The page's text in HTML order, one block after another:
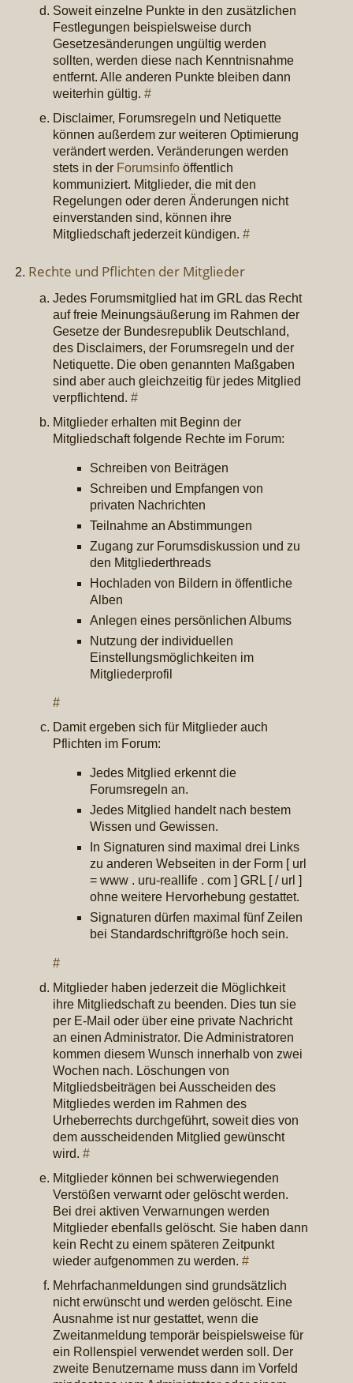
Soweit einzelne Punkte in den zusätzlichen
Festlegungen beispielsweise durch
Gesetzesänderungen ungültig werden
sollten, werden diese nach Kenntnisnahme
entfernt. Alle anderen Punkte bleiben dann
weiterhin gültig.#
Disclaimer, Forumsregeln und Netiquette
können außerdem zur weiteren Optimierung
verändert werden. Veränderungen werden
stets in der Forumsinfo öffentlich
kommuniziert. Mitglieder, die mit den
Regelungen oder deren Änderungen nicht
einverstanden sind, können ihre
Mitgliedschaft jederzeit kündigen.#
Rechte und Pflichten der Mitglieder
Jedes Forumsmitglied hat im GRL das Recht
auf freie Meinungsäußerung im Rahmen der
Gesetze der Bundesrepublik Deutschland,
des Disclaimers, der Forumsregeln und der
Netiquette. Die oben genannten Maßgaben
sind aber auch gleichzeitig für jedes Mitglied
verpflichtend.#
Mitglieder erhalten mit Beginn der
Mitgliedschaft folgende Rechte im Forum:
Schreiben von Beiträgen
Schreiben und Empfangen von
privaten Nachrichten
Teilnahme an Abstimmungen
Zugang zur Forumsdiskussion und zu
den Mitgliederthreads
Hochladen von Bildern in öffentliche
Alben
Anlegen eines persönlichen Albums
Nutzung der individuellen
Einstellungsmöglichkeiten im
Mitgliederprofil
#
Damit ergeben sich für Mitglieder auch
Pflichten im Forum:
Jedes Mitglied erkennt die
Forumsregeln an.
Jedes Mitglied handelt nach bestem
Wissen und Gewissen.
In Signaturen sind maximal drei Links
zu anderen Webseiten in der Form [ url
= www . uru-reallife . com ] GRL [ / url ]
ohne weitere Hervorhebung gestattet.
Signaturen dürfen maximal fünf Zeilen
bei Standardschriftgröße hoch sein.
#
Mitglieder haben jederzeit die Möglichkeit
ihre Mitgliedschaft zu beenden. Dies tun sie
per E-Mail oder über eine private Nachricht
an einen Administrator. Die Administratoren
kommen diesem Wunsch innerhalb von zwei
Wochen nach. Löschungen von
Mitgliedsbeiträgen bei Ausscheiden des
Mitgliedes werden im Rahmen des
Urheberrechts durchgeführt, soweit dies von
dem ausscheidenden Mitglied gewünscht
wird.#
Mitglieder können bei schwerwiegenden
Verstößen verwarnt oder gelöscht werden.
Bei drei aktiven Verwarnungen werden
Mitglieder ebenfalls gelöscht. Sie haben dann
kein Recht zu einem späteren Zeitpunkt
wieder aufgenommen zu werden.#
Mehrfachanmeldungen sind grundsätzlich
nicht erwünscht und werden gelöscht. Eine
Ausnahme ist nur gestattet, wenn die
Zweitanmeldung temporär beispielsweise für
ein Rollenspiel verwendet werden soll. Der
zweite Benutzername muss dann im Vorfeld